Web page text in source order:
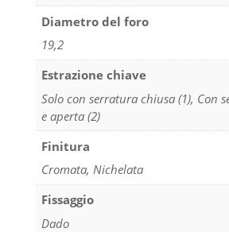
Diametro del foro
19,2
Estrazione chiave
Solo con serratura chiusa (1), Con
e aperta (2)
Finitura
Cromata, Nichelata
Fissaggio
Dado